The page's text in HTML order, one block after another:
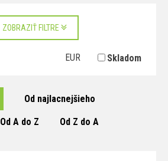
ZOBRAZIŤ FILTRE
EUR Skladom
Od najlacnejšieho
Od A do Z Od Z do A